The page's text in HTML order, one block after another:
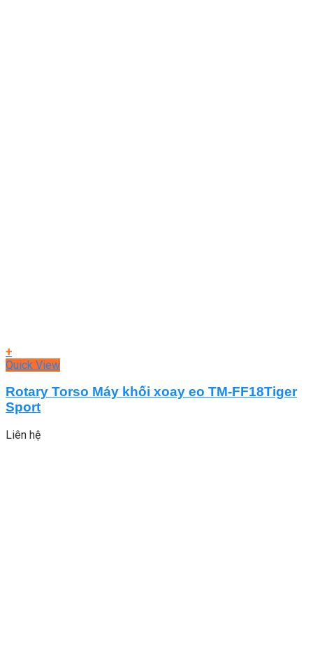
+
Quick View
Rotary Torso Máy khối xoay eo TM-FF18Tiger
Sport
Liên hệ